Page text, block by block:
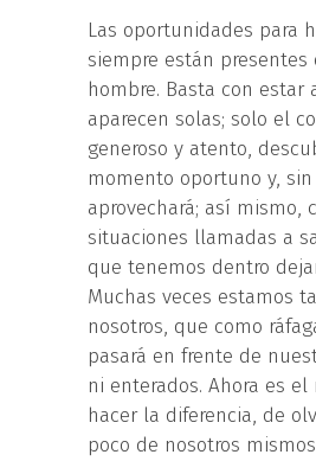
Las oportunidades para
siempre están
hombre. Basta con estar
aparecen solas; solo el
generoso y atento,
momento oportuno y,
aprovechará; así mismo,
situaciones llamadas a
que tenemos dentro
Muchas veces estamos
nosotros, que como
pasará en frente de
ni enterados. Ahora es
hacer la diferencia, de
poco de nosotros